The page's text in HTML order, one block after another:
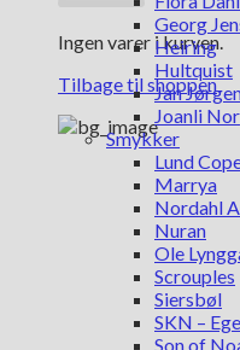
Ingen varer i kurven.
Tilbage til shoppen
Georg
Heiring
Hultquist
Jan
Joanli Nor
Smykker
Lund
Marrya
Nordahl
Nuran
Ole
Scrouples
Siersbøl
SKN –
Son of